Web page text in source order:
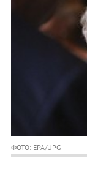
ФОТО: EPA/UPG